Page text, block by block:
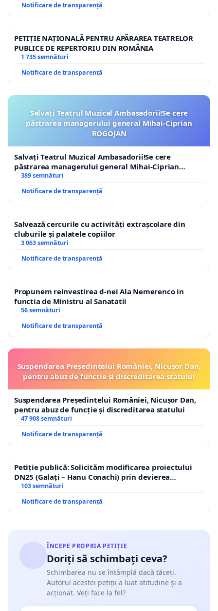
Notificare de transparență
PETIȚIE NAȚIONALĂ PENTRU APĂRAREA TEATRELOR
PUBLICE DE REPERTORIU DIN ROMÂNIA
1 735 semnături
Notificare de transparență
Salvați Teatrul Muzical Ambasadorii!Se cere
păstrarea managerului general Mihai-Ciprian
ROGOJAN
Salvați Teatrul Muzical Ambasadorii!Se cere
păstrarea managerului general Mihai-Ciprian
ROGOJAN
389 semnături
Notificare de transparență
Salvează cercurile cu activități extrașcolare din
cluburile și palatele copiilor
3 063 semnături
Notificare de transparență
Propunem reinvestirea d-nei Ala Nemerenco in
functia de Ministru al Sanatatii
56 semnături
Notificare de transparență
Suspendarea Președintelui României, Nicușor Dan,
pentru abuz de funcție și discreditarea statului
Suspendarea Președintelui României, Nicușor Dan,
pentru abuz de funcție și discreditarea statului
47 908 semnături
Notificare de transparență
Petiție publică: Solicităm modificarea proiectului
DN25 (Galați – Hanu Conachi) prin devierea
traseului în afara localităților!
103 semnături
Notificare de transparență
ÎNCEPE PROPRIA PETIȚIE
Doriți să schimbați ceva?
Schimbarea nu se întâmplă dacă tăceți.
Autorul acestei petiții a luat atitudine și a
acționat. Veți face la fel?